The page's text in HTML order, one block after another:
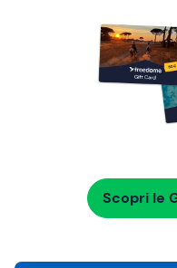
Scopri le